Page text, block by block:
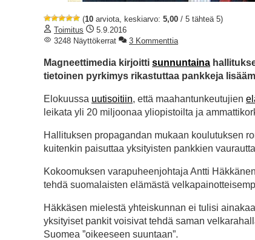
(10 arviota, keskiarvo: 5,00 / 5 tähteä 5)
Toimitus
5.9.2016
3248 Näyttökerrat
3 Kommenttia
Magneettimedia kirjoitti sunnuntaina
tietoinen pyrkimys rikastuttaa pankkeja
Elokuussa uutisoitiin, että maahantunkeutujien
leikata yli 20 miljoonaa yliopistoilta ja
Hallituksen propagandan mukaan koulutuksen
kuitenkin paisuttaa yksityisten pankkien
Kokoomuksen varapuheenjohtaja Antti
tehdä suomalaisten elämästä
Häkkäsen mielestä yhteiskunnan ei tulisi
yksityiset pankit voisivat tehdä saman
Suomea ”oikeeseen suuntaan”.